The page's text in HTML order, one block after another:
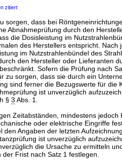
zitiert
sorgen, dass bei
Abnahmeprüfung durch den
die Dosisleistung im
des Herstellers entspricht.
im Nutzstrahlenbündel des
den Hersteller oder Lieferanten
Sofern die Prüfung nach
zu sorgen, dass sie durch ein
sind ferner die Bezugswerte für die
ist unverzüglich
§ 3 Abs. 1.
Zeitabständen, mindestens
oder elektrische Eingriffe
den Angaben der letzten
ist unverzüglich
die Ursache zu ermitteln
Frist nach Satz 1 festlegen.